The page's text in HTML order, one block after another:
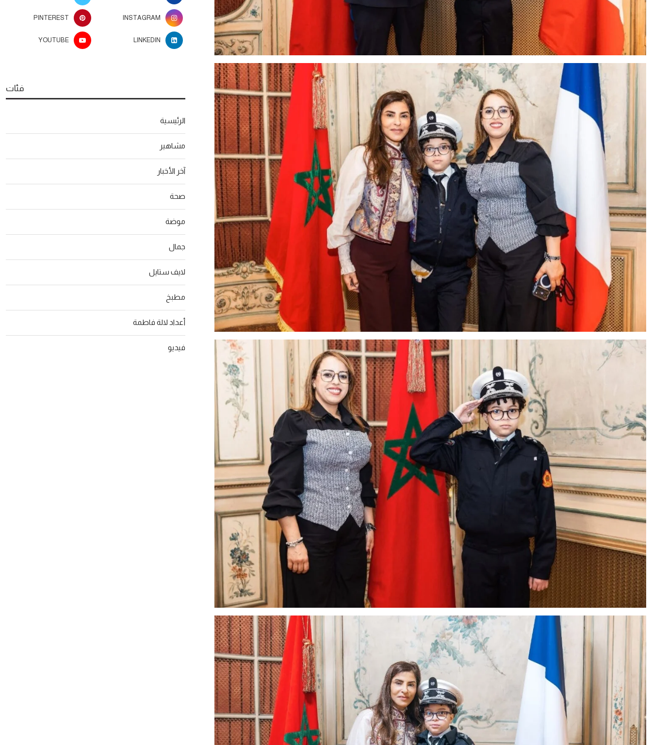
INSTAGRAM
PINTEREST
LINKEDIN
YOUTUBE
فئات
الرئيسية
مشاهير
آخر الأخبار
صحة
موضة
جمال
لايف ستايل
مطبخ
أعداد لالة فاطمة
فيديو